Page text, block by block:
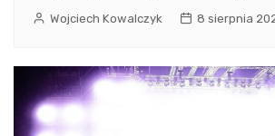
Wojciech Kowalczyk 8 sierpnia